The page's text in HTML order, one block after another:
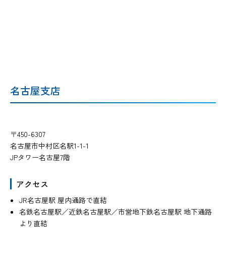
名古屋支店
〒450-6307
名古屋市中村区名駅1-1-1
JPタワー名古屋7階
アクセス
JR名古屋駅 屋内通路で直結
名鉄名古屋駅／近鉄名古屋駅／市営地下鉄名古屋駅 地下通路
より直結